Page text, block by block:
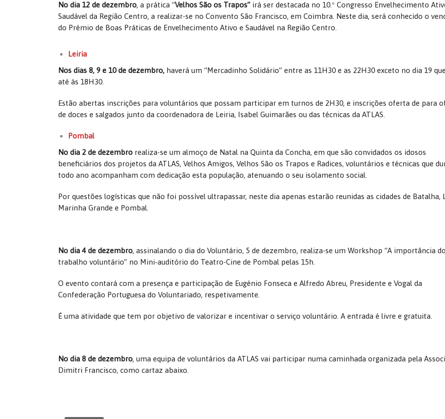
No dia 12 de dezembro, a prática “Velhos São os Trapos” irá ser destacada no 10.º Congresso Envelhecimento
Saudável da Região Centro, a realizar-se no Convento São Francisco, em Coimbra. Neste dia, será conhecido o
do Prémio de Boas Práticas de Envelhecimento Ativo e Saudável na Região Centro.
Leiria
Nos dias 8, 9 e 10 de dezembro, haverá um “Mercadinho Solidário” entre as 11H30 e as 22H30 exceto no dia 19
até às 18H30.
Estão abertas inscrições para voluntários que possam participar em turnos de 2H30, e inscrições oferta de para
de doces e salgados junto da coordenadora de Leiria, Isabel Guimarães ou das técnicas da ATLAS.
Pombal
No dia 2 de dezembro realiza-se um almoço de Natal na Quinta da Concha, em que são convidados os idosos
beneficiários dos projetos da ATLAS, Velhos Amigos, Velhos São os Trapos e Radices, voluntários e técnicas que
todo ano acompanham com dedicação esta população, atenuando o seu isolamento social.
Por questões logísticas que não foi possível ultrapassar, neste dia apenas estarão reunidas as cidades de Batalha,
Marinha Grande e Pombal.
No dia 4 de dezembro, assinalando o dia do Voluntário, 5 de dezembro, realiza-se um Workshop “A importância do
trabalho voluntário” no Mini-auditório do Teatro-Cine de Pombal pelas 15h.
O evento contará com a presença e participação de Eugénio Fonseca e Alfredo Abreu, Presidente e Vogal da
Confederação Portuguesa do Voluntariado, respetivamente.
É uma atividade que tem por objetivo de valorizar e incentivar o serviço voluntário. A entrada é livre e gratuita.
No dia 8 de dezembro, uma equipa de voluntários da ATLAS vai participar numa caminhada organizada pela
Dimitri Francisco, como cartaz abaixo.